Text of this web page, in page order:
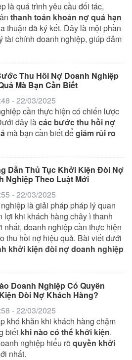
là quá trình yêu cầu đối tác,
thanh toán khoản nợ quá hạn
thuận đã ký kết. Đây là một phần
tài chính doanh nghiệp, giúp đảm
Thu Hồi Nợ Doanh Nghiệp
Mà Bạn Cần Biết
- 22/03/2025
cần thực hiện có chiến lược
đây làcác bước thu hồi nợ
mà bạn cần biết đểgiảm rủi ro
Dẫn Thủ Tục Khởi Kiện Đòi Nợ
Nghiệp Theo Luật Mới
- 22/03/2025
là giải pháp pháp lý quan
lợi khi khách hàng chây ì thanh
nhất, doanh nghiệp cần thực hiện
thu hồi nợ hiệu quả. Bài viết dưới
khởi kiện đòi nợ doanh nghiệp
Doanh Nghiệp Có Quyền
Đòi Nợ Khách Hàng?
- 22/03/2025
khó khăn khi khách hàng chậm
biết khi nào có thể khởi kiện.
nghiệp hiểu rõ quyền khởi
nhất.